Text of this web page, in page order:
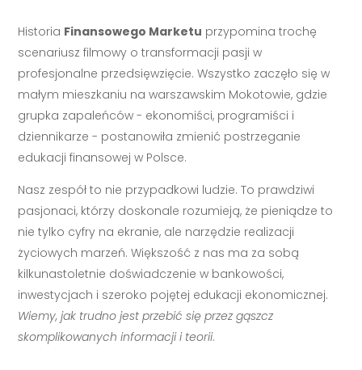
Historia Finansowego Marketu przypomina trochę
scenariusz filmowy o transformacji pasji w
profesjonalne przedsięwzięcie. Wszystko zaczęło się w
małym mieszkaniu na warszawskim Mokotowie, gdzie
grupka zapaleńców - ekonomiści, programiści i
dziennikarze - postanowiła zmienić postrzeganie
edukacji finansowej w Polsce.
Nasz zespół to nie przypadkowi ludzie. To prawdziwi
pasjonaci, którzy doskonale rozumieją, że pieniądze to
nie tylko cyfry na ekranie, ale narzędzie realizacji
życiowych marzeń. Większość z nas ma za sobą
kilkunastoletnie doświadczenie w bankowości,
inwestycjach i szeroko pojętej edukacji ekonomicznej.
Wiemy, jak trudno jest przebić się przez gąszcz
skomplikowanych informacji i teorii.